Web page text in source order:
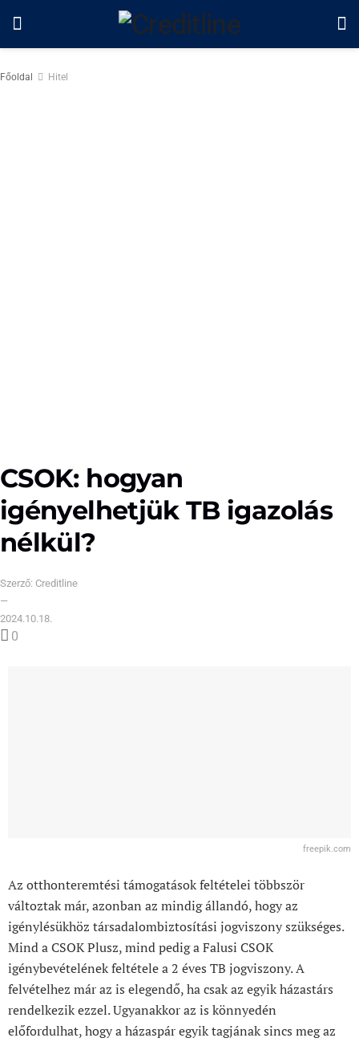
Főoldal Hitel
CSOK: hogyan
igényelhetjük TB igazolás
nélkül?
Szerző: Creditline
—
2024.10.18.
0
freepik.com
Az otthonteremtési támogatások feltételei többször
változtak már, azonban az mindig állandó, hogy az
igénylésükhöz társadalombiztosítási jogviszony szükséges.
Mind a CSOK Plusz, mind pedig a Falusi CSOK
igénybevételének feltétele a 2 éves TB jogviszony. A
felvételhez már az is elegendő, ha csak az egyik házastárs
rendelkezik ezzel. Ugyanakkor az is könnyedén
előfordulhat, hogy a házaspár egyik tagjának sincs meg az